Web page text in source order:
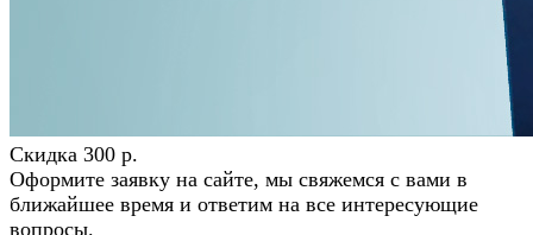
Скидка 300 р.
Оформите заявку на сайте, мы свяжемся с вами в
ближайшее время и ответим на все интересующие
вопросы.